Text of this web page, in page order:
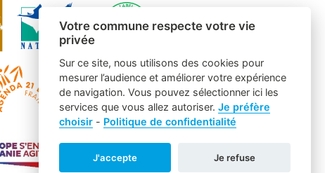
Votre commune respecte votre vie
privée
Sur ce site, nous utilisons des cookies pour
mesurer l’audience et améliorer votre expérience
de navigation. Vous pouvez sélectionner ici les
services que vous allez autoriser. Je préfère
choisir- Politique de confidentialité
J'accepte Je refuse